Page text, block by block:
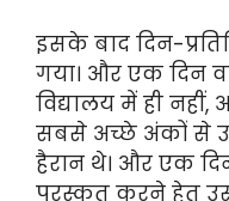
इसके बाद दिन-
गया। और एक दिन
विद्यालय में ही
सबसे अच्छे अंकों से
हैरान थे। और एक
पुरस्कृत करने हेतु